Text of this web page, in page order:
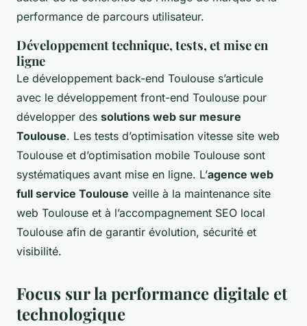
performance de parcours utilisateur.
Développement technique, tests, et mise en
ligne
Le développement back-end Toulouse s’articule
avec le développement front-end Toulouse pour
développer des solutions web sur mesure
Toulouse. Les tests d’optimisation vitesse site web
Toulouse et d’optimisation mobile Toulouse sont
systématiques avant mise en ligne. L’agence web
full service Toulouse veille à la maintenance site
web Toulouse et à l’accompagnement SEO local
Toulouse afin de garantir évolution, sécurité et
visibilité.
Focus sur la performance digitale et
technologique